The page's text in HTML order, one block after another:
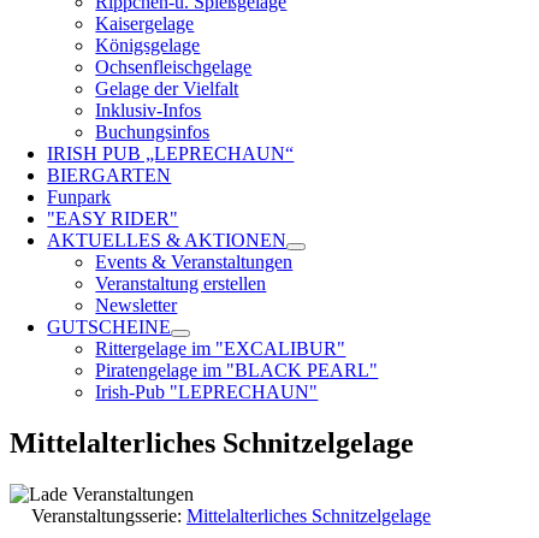
Kaisergelage
Königsgelage
Ochsenfleischgelage
Gelage der Vielfalt
Inklusiv-Infos
Buchungsinfos
IRISH PUB „LEPRECHAUN“
BIERGARTEN
Funpark
"EASY RIDER"
AKTUELLES & AKTIONEN
Events & Veranstaltungen
Veranstaltung erstellen
Newsletter
GUTSCHEINE
Rittergelage im "EXCALIBUR"
Piratengelage im "BLACK PEARL"
Irish-Pub "LEPRECHAUN"
Mittelalterliches Schnitzelgelage
Veranstaltungsserie: Mittelalterliches Schnitzelgelage